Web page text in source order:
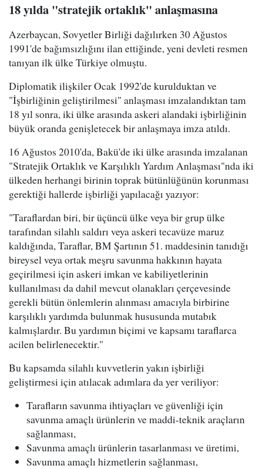
18 yılda "stratejik ortaklık" anlaşmasına
Azerbaycan, Sovyetler Birliği dağılırken 30 Ağustos
1991'de bağımsızlığını ilan ettiğinde, yeni devleti resmen
tanıyan ilk ülke Türkiye olmuştu.
Diplomatik ilişkiler Ocak 1992'de kurulduktan ve
"İşbirliğinin geliştirilmesi" anlaşması imzalandıktan tam
18 yıl sonra, iki ülke arasında askeri alandaki işbirliğinin
büyük oranda genişletecek bir anlaşmaya imza atıldı.
16 Ağustos 2010'da, Bakü'de iki ülke arasında imzalanan
"Stratejik Ortaklık ve Karşılıklı Yardım Anlaşması"nda iki
ülkeden herhangi birinin toprak bütünlüğünün korunması
gerektiği hallerde işbirliği yapılacağı yazıyor:
"Taraflardan biri, bir üçüncü ülke veya bir grup ülke
tarafından silahlı saldırı veya askeri tecavüze maruz
kaldığında, Taraflar, BM Şartının 51. maddesinin tanıdığı
bireysel veya ortak meşru savunma hakkının hayata
geçirilmesi için askeri imkan ve kabiliyetlerinin
kullanılması da dahil mevcut olanakları çerçevesinde
gerekli bütün önlemlerin alınması amacıyla birbirine
karşılıklı yardımda bulunmak hususunda mutabık
kalmışlardır. Bu yardımın biçimi ve kapsamı taraflarca
acilen belirlenecektir."
Bu kapsamda silahlı kuvvetlerin yakın işbirliği
geliştirmesi için atılacak adımlara da yer veriliyor:
Tarafların savunma ihtiyaçları ve güvenliği için
savunma amaçlı ürünlerin ve maddi-teknik araçların
sağlanması,
Savunma amaçlı ürünlerin tasarlanması ve üretimi,
Savunma amaçlı hizmetlerin sağlanması,